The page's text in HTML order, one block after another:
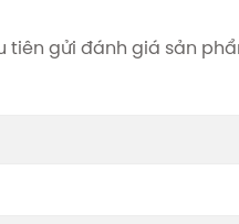
tiên gửi đánh giá sản